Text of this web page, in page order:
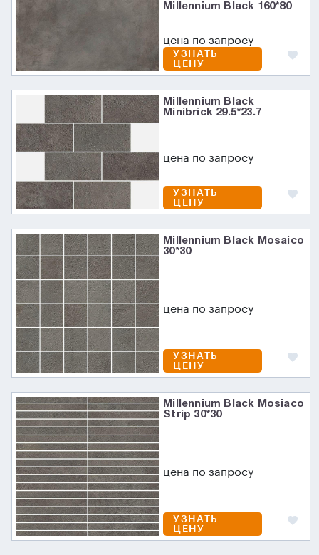
Millennium Black 160*80
цена по запросу
УЗНАТЬ
ЦЕНУ
Millennium Black
Minibrick 29.5*23.7
цена по запросу
УЗНАТЬ
ЦЕНУ
Millennium Black Mosaico
30*30
цена по запросу
УЗНАТЬ
ЦЕНУ
Millennium Black Mosiaco
Strip 30*30
цена по запросу
УЗНАТЬ
ЦЕНУ